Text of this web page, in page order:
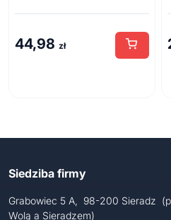
44,98 zł
Siedziba firmy
Grabowiec 5 A, 98-200 Sieradz
Wolą a Sieradzem)